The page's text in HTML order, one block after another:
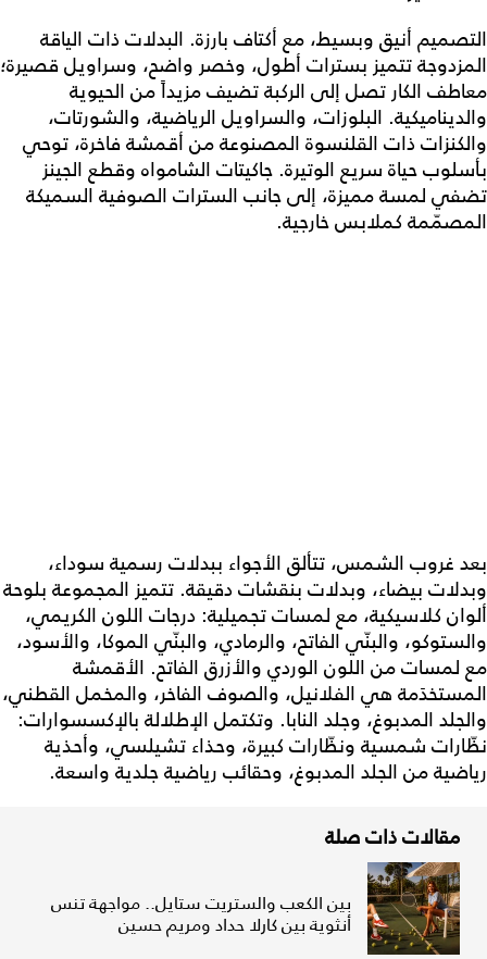
التصميم أنيق وبسيط، مع أكتاف بارزة. البدلات ذات الياقة
المزدوجة تتميز بسترات أطول، وخصر واضح، وسراويل قصيرة؛
معاطف الكار تصل إلى الركبة تضيف مزيداً من الحيوية
والديناميكية. البلوزات، والسراويل الرياضية، والشورتات،
والكنزات ذات القلنسوة المصنوعة من أقمشة فاخرة، توحي
بأسلوب حياة سريع الوتيرة. جاكيتات الشامواه وقطع الجينز
تضفي لمسة مميزة، إلى جانب السترات الصوفية السميكة
المصمّمة كملابس خارجية.
بعد غروب الشمس، تتألق الأجواء ببدلات رسمية سوداء،
وبدلات بيضاء، وبدلات بنقشات دقيقة. تتميز المجموعة بلوحة
ألوان كلاسيكية، مع لمسات تجميلية: درجات اللون الكريمي،
والستوكو، والبنّي الفاتح، والرمادي، والبنّي الموكا، والأسود،
مع لمسات من اللون الوردي والأزرق الفاتح. الأقمشة
المستخدَمة هي الفلانيل، والصوف الفاخر، والمخمل القطني،
والجلد المدبوغ، وجلد النابا. وتكتمل الإطلالة بالإكسسوارات:
نظّارات شمسية ونظّارات كبيرة، وحذاء تشيلسي، وأحذية
رياضية من الجلد المدبوغ، وحقائب رياضية جلدية واسعة.
مقالات ذات صلة
بين الكعب والستريت ستايل.. مواجهة تنس
أنثوية بين كارلا حداد ومريم حسين